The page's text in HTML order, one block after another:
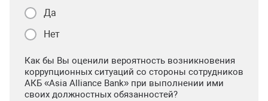
Да
Нет
Как бы Вы оценили вероятность возникновения
коррупционных ситуаций со стороны сотрудников
АКБ «Asia Alliance Bank» при выполнении ими
своих должностных обязанностей?